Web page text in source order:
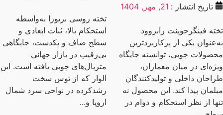
تاریخ انتشار : 21, مهر, 1404
فینگرجوینت رابروود
یکی از پرکاربردترین
چوبی، توانسته جایگاه
در میان معماران،
داخلی و تولیدکنندگان
پیدا کند. این محصول نه
از نظر استحکام و دوام در
تخته روسی بریوزا به‌واسطه
استحکام بالا، ثبات ابعادی و
سطح صاف و یکدست، جایگاهی
بی‌رقیب در بازار جهانی
متریال‌های چوبی یافته است. این
الوار که از توس سخت
رشد‌کرده در نواحی سرد شمال
اروپا و...